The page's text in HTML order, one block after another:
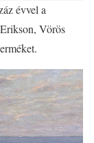
évvel a
Vörös